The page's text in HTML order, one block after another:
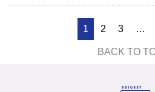
1 2 3 …
BACK TO